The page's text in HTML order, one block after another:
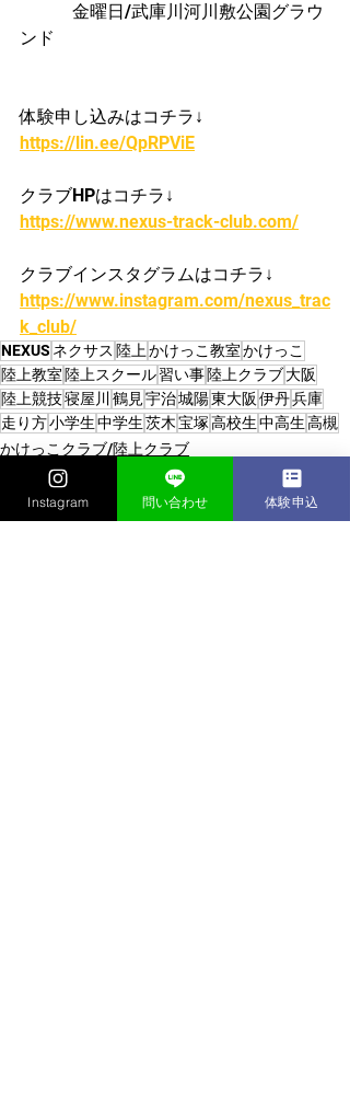
金曜日/武庫川河川敷公園グラウ
ンド
体験申し込みはコチラ↓
https://lin.ee/QpRPViE
クラブHPはコチラ↓
https://www.nexus-track-club.com/
クラブインスタグラムはコチラ↓
https://www.instagram.com/nexus_trac
k_club/
NEXUS ネクサス 陸上かけっこ教室かけっこ
陸上教室 陸上スクール習い事陸上クラブ大阪
陸上競技寝屋川 鶴見宇治城陽東大阪 伊丹兵庫
走り方小学生中学生茨木宝塚高校生中高生高槻
かけっこクラブ/陸上クラブ
Instagram 問い合わせ 体験申込